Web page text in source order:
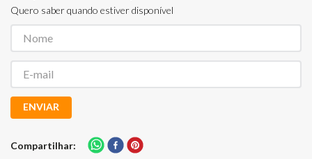
Quero saber quando estiver disponível
ENVIAR
Compartilhar